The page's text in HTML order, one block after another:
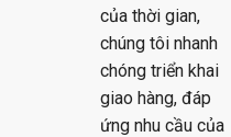
của thời gian,
chúng tôi nhanh
chóng triển khai
giao hàng, đáp
ứng nhu cầu của